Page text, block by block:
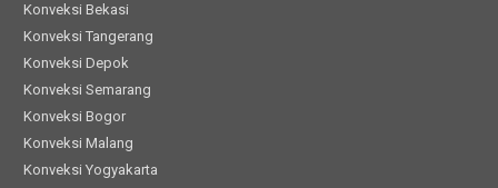
Konveksi Bekasi
Konveksi Tangerang
Konveksi Depok
Konveksi Semarang
Konveksi Bogor
Konveksi Malang
Konveksi Yogyakarta